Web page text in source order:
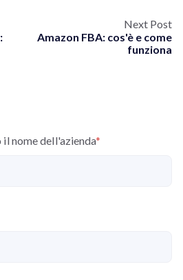
Next Post
Amazon FBA: cos'è e come
funziona
il nome dell'azienda*